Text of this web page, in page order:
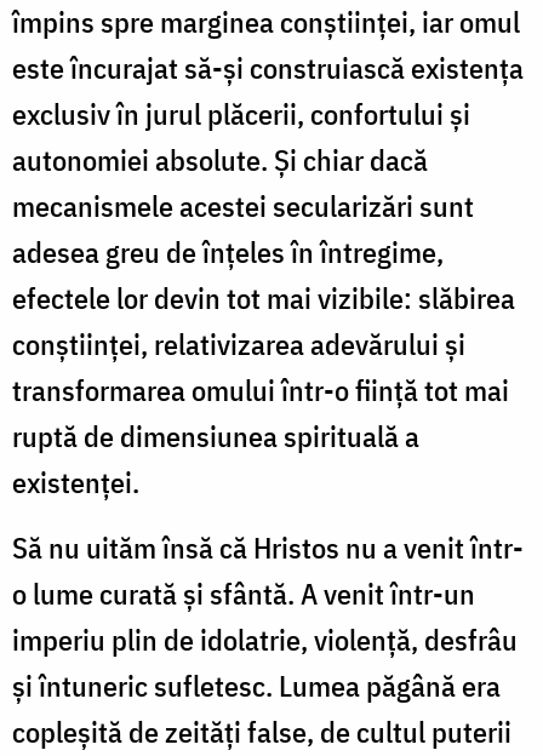
împins spre marginea conștiinței, iar omul
este încurajat să-și construiască existența
exclusiv în jurul plăcerii, confortului și
autonomiei absolute. Și chiar dacă
mecanismele acestei secularizări sunt
adesea greu de înțeles în întregime,
efectele lor devin tot mai vizibile: slăbirea
conștiinței, relativizarea adevărului și
transformarea omului într-o ființă tot mai
ruptă de dimensiunea spirituală a
existenței.
Să nu uităm însă că Hristos nu a venit într-
o lume curată și sfântă. A venit într-un
imperiu plin de idolatrie, violență, desfrâu
și întuneric sufletesc. Lumea păgână era
copleșită de zeități false, de cultul puterii